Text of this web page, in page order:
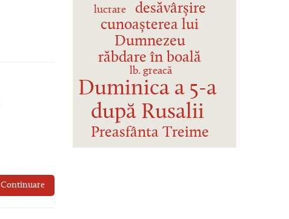
Continuare
lucrare
desăvârșire
cunoașterea lui
Dumnezeu
răbdare în boală
lb. greacă
Duminica a 5-a
după Rusalii
Preasfânta Treime